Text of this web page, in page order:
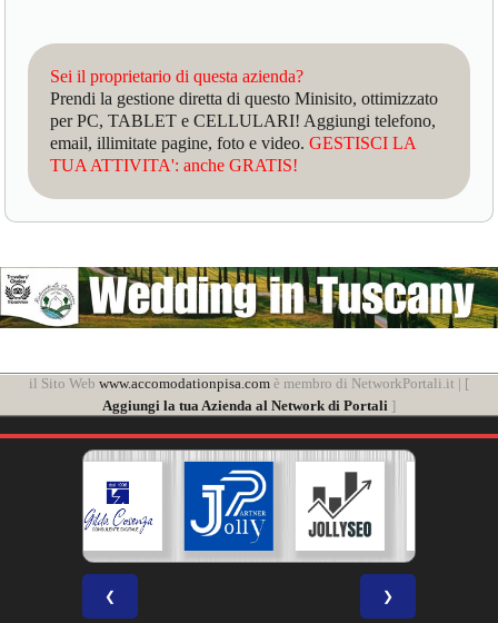
Sei il proprietario di questa azienda?
Prendi la gestione diretta di questo Minisito, ottimizzato
per PC, TABLET e CELLULARI! Aggiungi telefono,
email, illimitate pagine, foto e video.GESTISCI LA
TUA ATTIVITA': anche GRATIS!
il Sito Web www.accomodationpisa.com è membro di NetworkPortali.it | [
Aggiungi la tua Azienda al Network di Portali ]
❮ ❯